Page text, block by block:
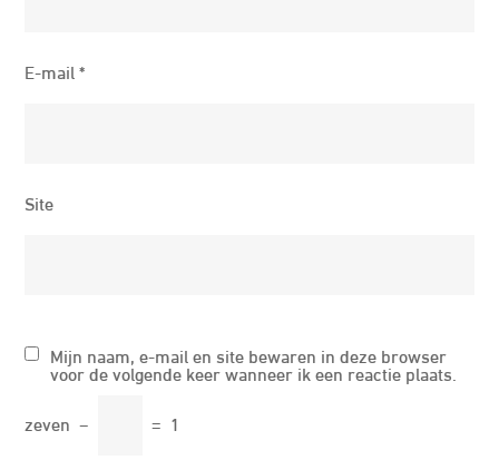
E-mail*
Site
Mijn naam, e-mail en site bewaren in deze browser
voor de volgende keer wanneer ik een reactie plaats.
zeven − = 1